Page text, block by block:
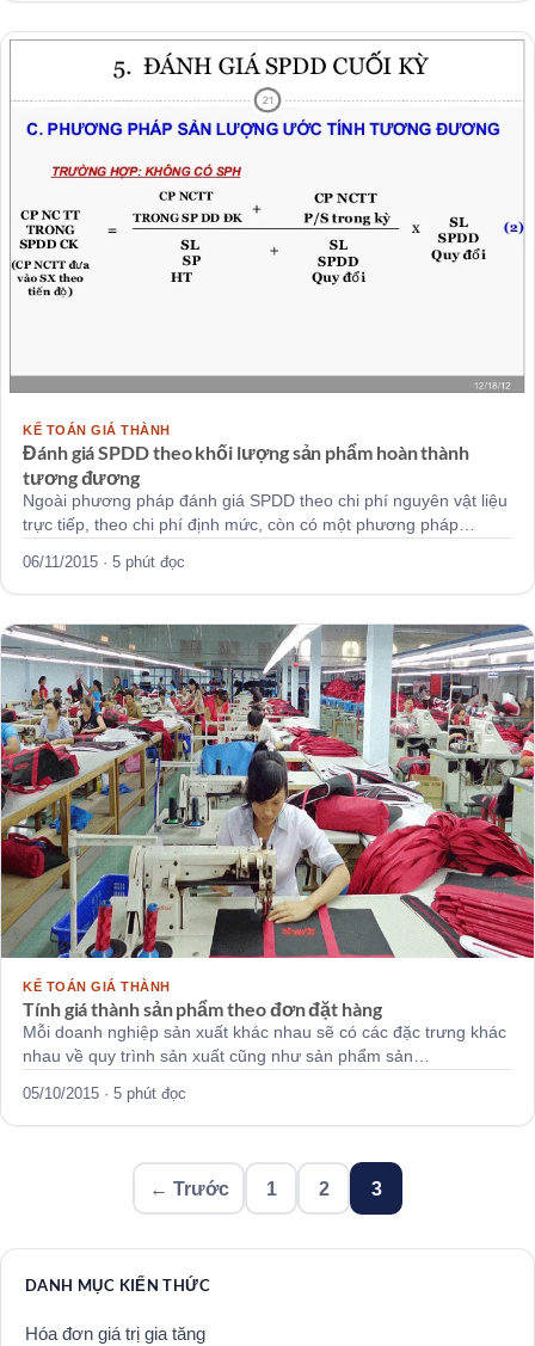
KẾ TOÁN GIÁ THÀNH
Đánh giá SPDD theo khối lượng sản phẩm hoàn thành
tương đương
Ngoài phương pháp đánh giá SPDD theo chi phí nguyên vật liệu
trực tiếp, theo chi phí định mức, còn có một phương pháp…
06/11/2015 · 5 phút đọc
KẾ TOÁN GIÁ THÀNH
Tính giá thành sản phẩm theo đơn đặt hàng
Mỗi doanh nghiệp sản xuất khác nhau sẽ có các đặc trưng khác
nhau về quy trình sản xuất cũng như sản phẩm sản…
05/10/2015 · 5 phút đọc
viết
← Trước 1 2 3
DANH MỤC KIẾN THỨC
Hóa đơn giá trị gia tăng